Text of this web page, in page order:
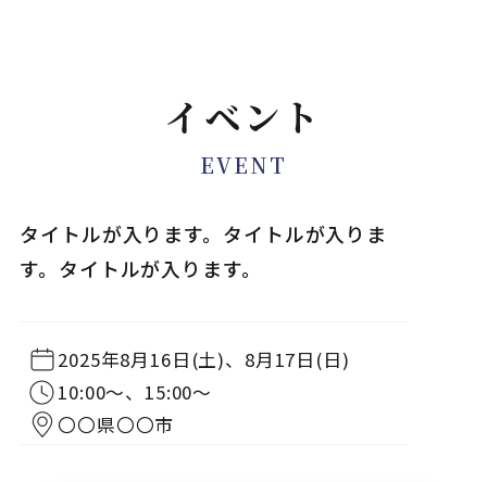
イベント
EVENT
NEW
タイトルが入ります。タイトルが入りま
す。タイトルが入ります。
2025年8月16日(土)、8月17日(日)
10:00〜、15:00〜
〇〇県〇〇市